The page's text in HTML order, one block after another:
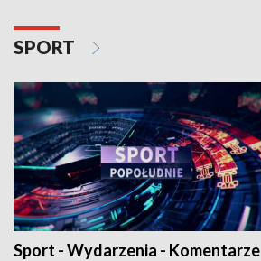
SPORT
Sport - Wydarzenia - Komentarze